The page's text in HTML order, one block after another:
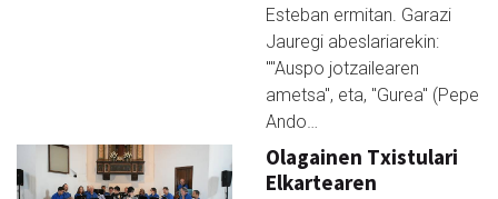
Esteban ermitan. Garazi
Jauregi abeslariarekin:
""Auspo jotzailearen
ametsa", eta, "Gurea" (Pepe
Ando…
Olagainen Txistulari
Elkartearen